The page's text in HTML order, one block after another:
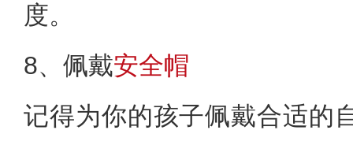
度。
8、佩戴安全帽
记得为你的孩子佩戴合适的